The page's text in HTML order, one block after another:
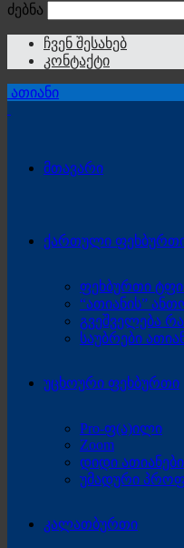
ძებნა
ჩვენ შესახებ
კონტაქტი
ათიანი
მთავარი
ქართული
ფეხბურთი
“ათიანის”
გვეშველება
საუბრები
უცხოური ფეხბურთი
Pro-ფ(ა)ილი
Zoom
დიდი ათიანები
უმადური
კალათბურთი